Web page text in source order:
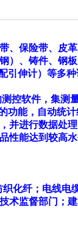
、保险带、皮
）、铸件、钢
引伸计）等多
控软件，集测
功能，自动统
并进行数据处
性能达到较高水
化纤；电线电
术监督部门；建